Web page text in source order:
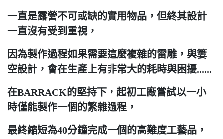
一直是露營不可或缺的實用物品，但終其設計
一直沒有受到重視，
因為製作過程如果需要這麼複雜的雷雕，與簍
空設計，會在生產上有非常大的耗時與困擾......
在BARRACK的堅持下，起初工廠嘗試以一小
時僅能製作一個的繁雜過程，
最終縮短為40分鐘完成一個的高難度工藝品，